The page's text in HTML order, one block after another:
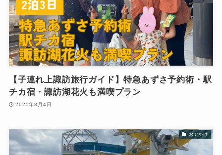
【子連れ上諏訪旅行ガイド】特急あずさ予約術・駅
チカ宿・諏訪湖花火も満喫プラン
2025年8月4日
おでかけ